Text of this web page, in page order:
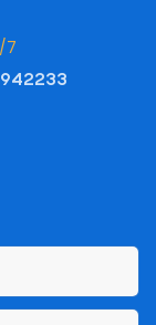
7